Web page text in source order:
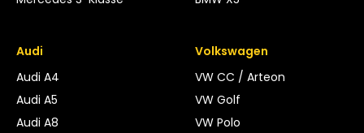
Audi
Audi A4
Audi A5
Audi A8
Volkswagen
VW CC / Arteon
VW Golf
VW Polo